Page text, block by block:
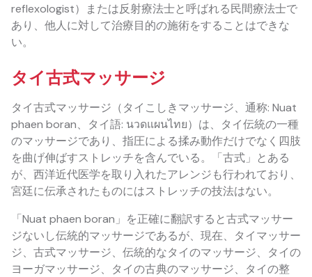
reflexologist）または反射療法士と呼ばれる民間療法士で
あり、他人に対して治療目的の施術をすることはできな
い。
タイ古式マッサージ
タイ古式マッサージ（タイこしきマッサージ、通称: Nuat
phaen boran、タイ語: นวดแผนไทย）は、タイ伝統の一種
のマッサージであり、指圧による揉み動作だけでなく四肢
を曲げ伸ばすストレッチを含んでいる。「古式」とある
が、西洋近代医学を取り入れたアレンジも行われており、
宮廷に伝承されたものにはストレッチの技法はない。
「Nuat phaen boran」を正確に翻訳すると古式マッサー
ジないし伝統的マッサージであるが、現在、タイマッサー
ジ、古式マッサージ、伝統的なタイのマッサージ、タイの
ヨーガマッサージ、タイの古典のマッサージ、タイの整